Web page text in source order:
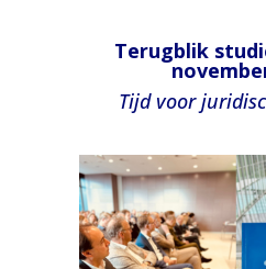
Terugblik
Tijd voor